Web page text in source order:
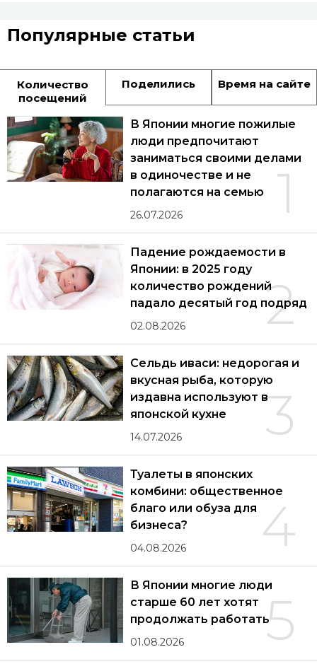
Популярные статьи
Количество
посещений
Поделились Время на сайте
1
В Японии многие пожилые
люди предпочитают
заниматься своими делами
в одиночестве и не
полагаются на семью
26.07.2026
2
Падение рождаемости в
Японии: в 2025 году
количество рождений
падало десятый год подряд
02.08.2026
3
Сельдь иваси: недорогая и
вкусная рыба, которую
издавна используют в
японской кухне
14.07.2026
4
Туалеты в японских
комбини: общественное
благо или обуза для
бизнеса?
04.08.2026
5
В Японии многие люди
старше 60 лет хотят
продолжать работать
01.08.2026